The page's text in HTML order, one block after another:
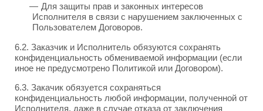
Для защиты прав и законных интересов
Исполнителя в связи с нарушением заключенных с
Пользователем Договоров.
6.2. Заказчик и Исполнитель обязуются сохранять
конфиденциальность обмениваемой информации (если
иное не предусмотрено Политикой или Договором).
6.3. Закачик обязуется сохраняться
конфиденциальность любой информации, полученной от
Исполнителя, даже в случае отказа от заключения